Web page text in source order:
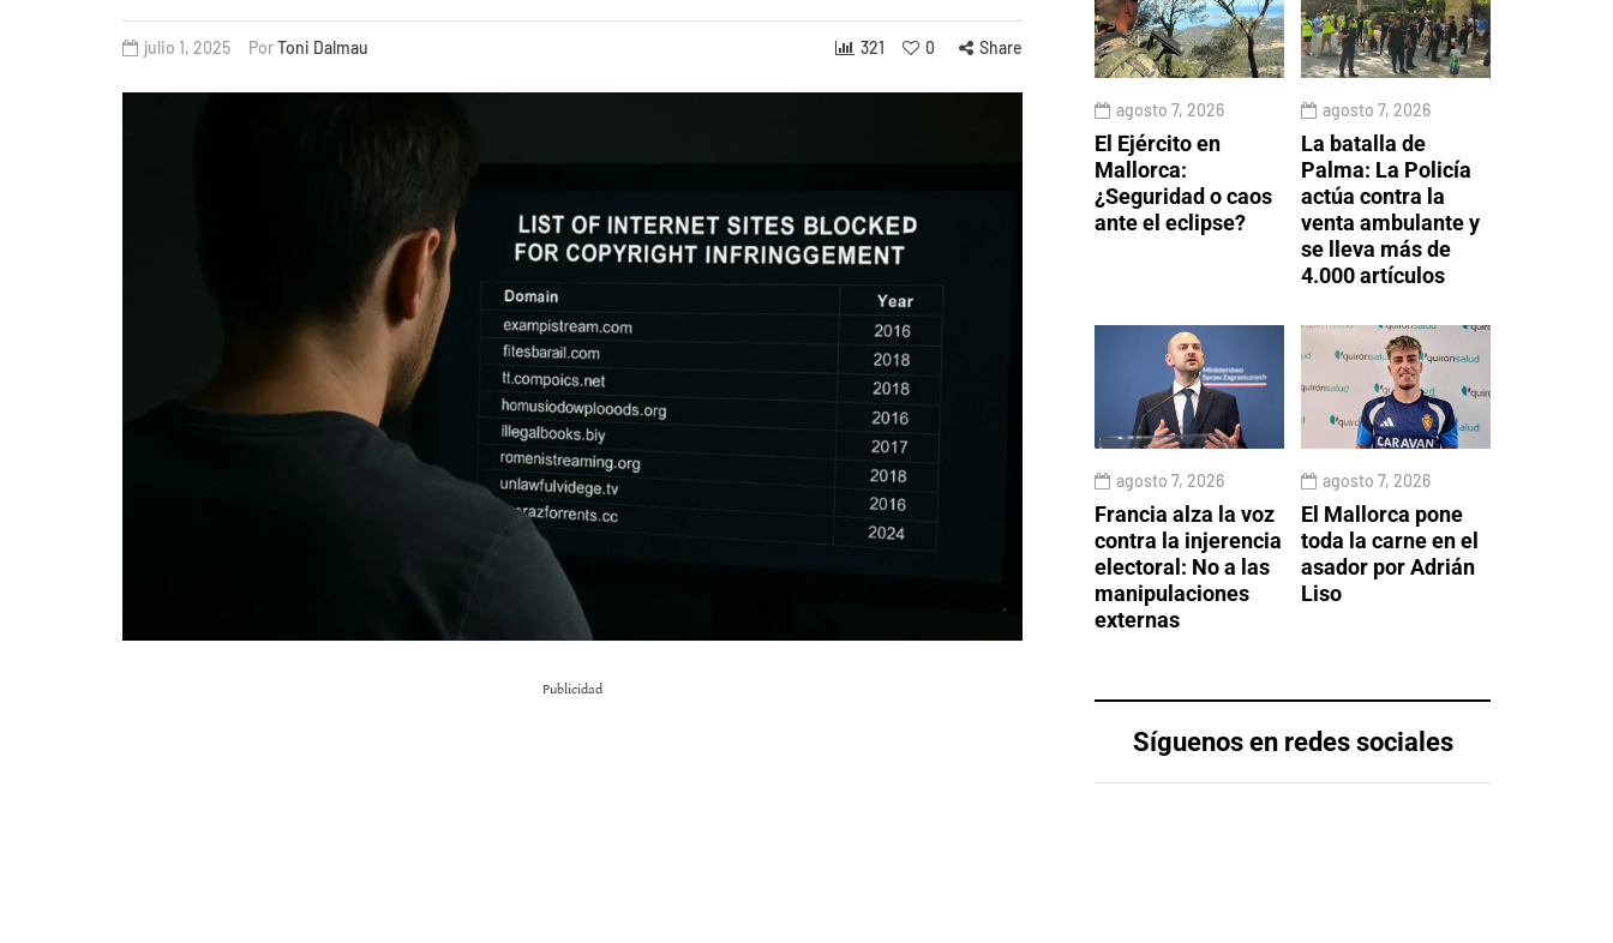
julio 1, 2025 PorToni Dalmau 321 0 Share
Publicidad
agosto 7, 2026
El Ejército en
Mallorca:
¿Seguridad o caos
ante el eclipse?
agosto 7, 2026
La batalla de
Palma: La Policía
actúa contra la
venta ambulante y
se lleva más de
4.000 artículos
agosto 7, 2026
Francia alza la voz
contra la injerencia
electoral: No a las
manipulaciones
externas
agosto 7, 2026
El Mallorca pone
toda la carne en el
asador por Adrián
Liso
Síguenos en redes sociales